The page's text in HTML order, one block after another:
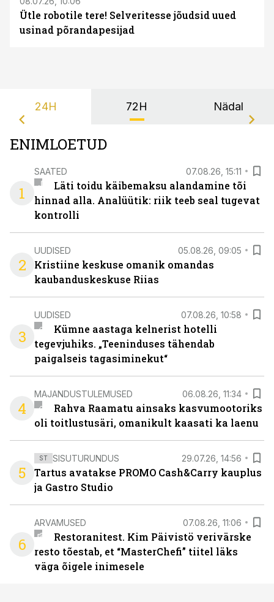
Ütle robotile tere! Selveritesse jõudsid uued
usinad põrandapesijad
24H 72H Nädal
ENIMLOETUD
1
SAATED 07.08.26, 15:11
Läti toidu käibemaksu alandamine tõi
hinnad alla. Analüütik: riik teeb seal tugevat
kontrolli
2
UUDISED 05.08.26, 09:05
Kristiine keskuse omanik omandas
kaubanduskeskuse Riias
3
UUDISED 07.08.26, 10:58
Kümne aastaga kelnerist hotelli
tegevjuhiks. „Teeninduses tähendab
paigalseis tagasiminekut“
4
MAJANDUSTULEMUSED 06.08.26, 11:34
Rahva Raamatu ainsaks kasvumootoriks
oli toitlustusäri, omanikult kaasati ka laenu
5
ST SISUTURUNDUS 29.07.26, 14:56
Tartus avatakse PROMO Cash&Carry kauplus
ja Gastro Studio
6
ARVAMUSED 07.08.26, 11:06
Restoranitest. Kim Päivistö verivärske
resto tõestab, et “MasterChefi” tiitel läks
väga õigele inimesele